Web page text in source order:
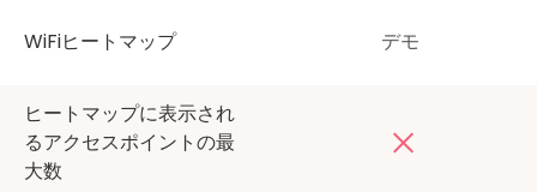
WiFiヒートマップ デモ
ヒートマップに表示され
るアクセスポイントの最
大数